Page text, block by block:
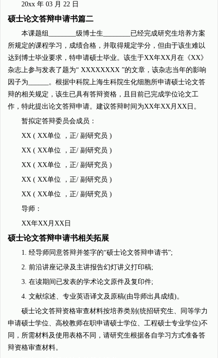
20xx 年 03 月 22 日
硕士论文答辩申请书篇二
本课题组________级博士生________已经完成研究生培养方案
所规定的课程学习，成绩合格，并取得规定学分，但由于该生难以
达到博士毕业要求，特申请硕士毕业。该生于XX年XX月在《XX》
杂志上参与发表了题为“ XXXXXXXX ”的文章，该杂志当年的影响
因子为______。根据中科院上海生科院生化细胞所申请硕士论文答
辩的相关规定，该生已具有答辩资格，且目前已完成学位论文工
作，特此提出论文答辩申请。建议答辩时间为XX年XX月XX日。
暂拟定答辩委员会成员：
XX ( XX单位 ，正/ 副研究员 )
XX ( XX单位 ，正/ 副研究员 )
XX ( XX单位 ，正/ 副研究员 )
XX ( XX单位 ，正/ 副研究员 )
XX ( XX单位 ，正/ 副研究员 )
导师：
XX年XX月XX日
硕士论文答辩申请书相关拓展
1. 经导师同意答辩并签字的“硕士论文答辩申请书”;
2. 前沿讲座记录及主讲报告幻灯讲义打印稿;
3. 在读期间已发表的学术论文原件及复印件;
4. 文献综述、专业英语译文及原稿(由导师出具成绩)。
硕士论文答辩资格审查材料按培养类别(统招研究生、同等学力
申请硕士学位、高校教师在职申请硕士学位、工程硕士专业学位)不
同，所需材料及使用表格不同，请研究生根据各自学习方式准备答
辩资格审查材料。